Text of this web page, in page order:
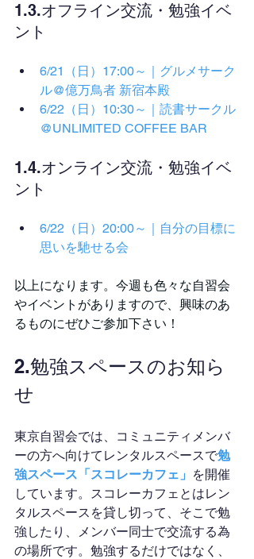
1.3.オフライン交流・勉強イベ
ント
6/21（日）17:00～｜グルメサーク
ル@億万鳥者 新宿本殿
6/22（日）10:30～｜読書サークル
@UNLIMITED COFFEE BAR
1.4.オンライン交流・勉強イベ
ント
6/22（日）20:00～｜自分の目標に
思いを馳せる会
以上になります。今週も色々な自習会
やイベントがありますので、興味のあ
るものにぜひご参加下さい！
2.勉強スペースのお知ら
せ
東京自習会では、コミュニティメンバ
ーの方へ向けてレンタルスペースで勉
強スペース「スコレーカフェ」 を開催
しています。スコレーカフェとはレン
タルスペースを貸し切って、そこで勉
強したり、メンバー同士で交流する為
の場所です。勉強するだけではなく、